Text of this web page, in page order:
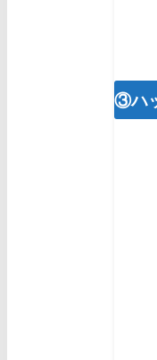
③ハ